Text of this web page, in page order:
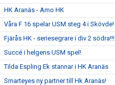
HK Aranäs - Amo HK
Våra F 16 spelar USM steg 4 i Skövde!
Fjärås HK - seriesegrare i div 2 södra!!!
Succé i helgens USM spel!
Tilda Espling Ek stannar i HK Aranäs
Smarteyes ny partner till Hk Aranäs!